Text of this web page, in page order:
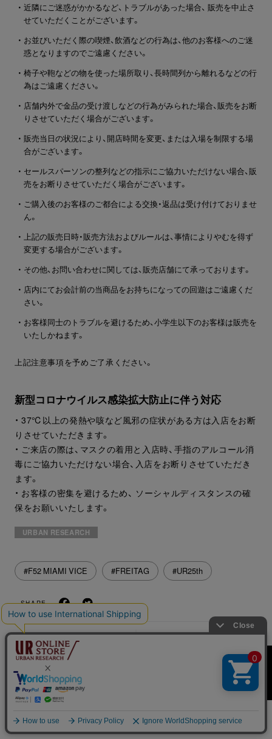
BRAND
・ 近隣にご迷惑がかかるなど、トラブルがあった場合、 販売を中止さ
せていただくことがございます。
・ お並びいただく際の喫煙、飲酒などの行為は、他のお客様へのご迷
惑となりますのでご遠慮ください。
・ 椅子や鞄などの物を使った場所取り、長時間列から離れるなどの行
為はご遠慮ください。
・ 店舗内外で金品の受け渡しなどの行為がみられた場合、販売をお断
りさせていただく場合がございます。
・ 販売当日の状況により、開店時間を変更、または入場を制限する場
合がございます。
・ セールスパーソンの整列などの指示にご協力いただけない場合、販
売をお断りさせていただく場合がございます。
・ ご購入後のお客様のご都合による交換・返品は受け付けておりませ
ん。
・ 上記の販売日時・販売方法およびルールは、事情によりやむを得ず
変更する場合がございます。
・ その他、お問い合わせに関しては、販売店舗にて承っております。
・ 店内にてお会計前の当商品をお持ちになっての回遊はご遠慮くだ
さい。
・ お客様同士のトラブルを避けるため、小学生以下のお客様は販売を
いたしかねます。
上記注意事項を予めご了承ください。
新型コロナウイルス感染拡大防止に伴う対応
・ 37℃以上の発熱や咳など風邪の症状がある方は入店をお断
りさせていただきます。
・ ご来店の際は、マスクの着用と入店時、手指のアルコール消
毒にご協力いただけない場合、入店をお断りさせていただき
ます。
・ お客様の密集を避けるため、 ソーシャルディスタンスの確
保をお願いいたします。
URBAN RESEARCH
#F52 MIAMI VICE #FREITAG #UR25th
SHARE
NEWS
ふるさと納税「TINY
GARDEN 蓼科 宿泊チケ
ット」取り扱いスタート
NEWS